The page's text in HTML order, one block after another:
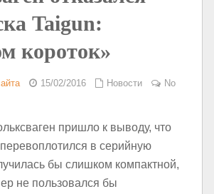
Taigun:
короток»
15/02/2016 Новости
No
пришло к выводу, что
в серийную
бы слишком компактной,
не пользовался бы